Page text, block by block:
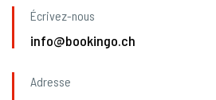
Écrivez-nous
info@bookingo.ch
Adresse